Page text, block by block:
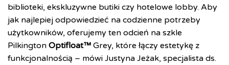
biblioteki, ekskluzywne butiki czy hotelowe lobby. Aby
jak najlepiej odpowiedzieć na codzienne potrzeby
użytkowników, oferujemy ten odcień na szkle
Pilkington Optifloat™ Grey, które łączy estetykę z
funkcjonalnością – mówi Justyna Jeżak, specjalista ds.